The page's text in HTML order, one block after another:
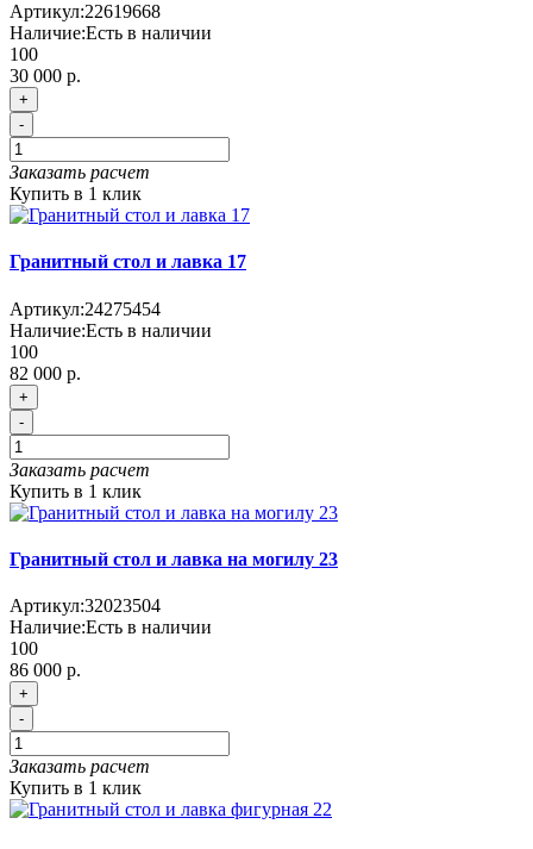
Артикул:22619668
Наличие:Есть в наличии
100
30 000 р.
+
-
Заказать расчет
Купить в 1 клик
Гранитный стол и лавка 17
Артикул:24275454
Наличие:Есть в наличии
100
82 000 р.
+
-
Заказать расчет
Купить в 1 клик
Гранитный стол и лавка на могилу 23
Артикул:32023504
Наличие:Есть в наличии
100
86 000 р.
+
-
Заказать расчет
Купить в 1 клик